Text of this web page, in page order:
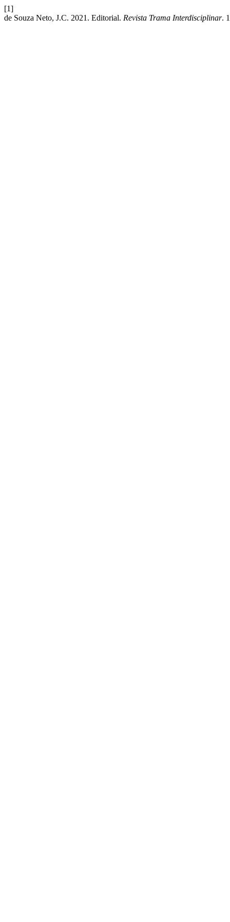
[1]
de Souza Neto, J.C. 2021. Editorial. Revista Trama Interdisciplinar.